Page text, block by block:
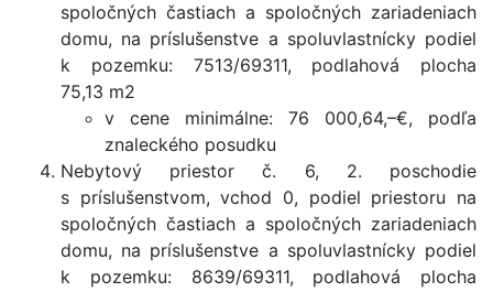
spoločných častiach a spoločných zariadeniach
domu, na príslušenstve a spoluvlastnícky podiel
k pozemku: 7513/69311, podlahová plocha
75,13 m2
v cene minimálne: 76 000,64,–€, podľa
znaleckého posudku
Nebytový priestor č. 6, 2. poschodie
s príslušenstvom, vchod 0, podiel priestoru na
spoločných častiach a spoločných zariadeniach
domu, na príslušenstve a spoluvlastnícky podiel
k pozemku: 8639/69311, podlahová plocha